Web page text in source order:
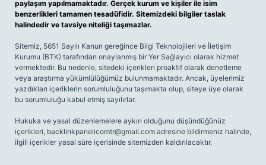
paylaşım yapılmamaktadır. Gerçek kurum ve kişiler ile isim
benzerlikleri tamamen tesadüfidir. Sitemizdeki bilgiler taslak
halindedir ve tavsiye niteliği taşımazlar.
Sitemiz, 5651 Sayılı Kanun gereğince Bilgi Teknolojileri ve İletişim
Kurumu (BTK) tarafından onaylanmış bir Yer Sağlayıcı olarak hizmet
vermektedir. Bu nedenle, sitedeki içerikleri proaktif olarak denetleme
veya araştırma yükümlülüğümüz bulunmamaktadır. Ancak, üyelerimiz
yazdıkları içeriklerin sorumluluğunu taşımakta olup, siteye üye olarak
bu sorumluluğu kabul etmiş sayılırlar.
Hukuka ve yasal düzenlemelere aykırı olduğunu düşündüğünüz
içerikleri, backlinkpanelicomtr@gmail.com adresine bildirmeniz halinde,
ilgili içerikler yasal süre içerisinde sitemizden kaldırılacaktır.